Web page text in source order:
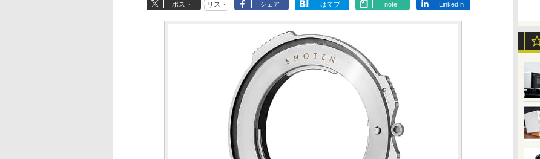
ポスト リスト シェア はてブ note LinkedIn